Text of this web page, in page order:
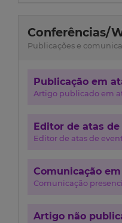
Conferências/
Publicações e
Publicação em
Artigo publicado em
Editor de atas
Editor de atas de
Comunicação
Comunicação
Artigo não